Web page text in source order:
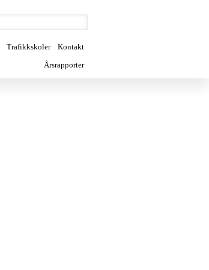
Trafikkskoler
Kontakt
Årsrapporter